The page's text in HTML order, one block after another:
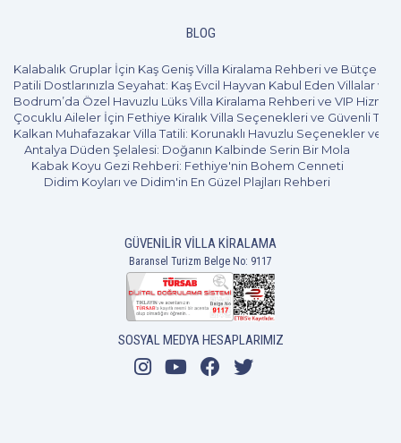
BLOG
Kalabalık Gruplar İçin Kaş Geniş Villa Kiralama Rehberi ve Bütçe
Patili Dostlarınızla Seyahat: Kaş Evcil Hayvan Kabul Eden Villalar ve
Bodrum’da Özel Havuzlu Lüks Villa Kiralama Rehberi ve VIP
Çocuklu Aileler İçin Fethiye Kiralık Villa Seçenekleri ve Güvenli
Kalkan Muhafazakar Villa Tatili: Korunaklı Havuzlu Seçenekler ve
Antalya Düden Şelalesi: Doğanın Kalbinde Serin Bir Mola
Kabak Koyu Gezi Rehberi: Fethiye'nin Bohem Cenneti
Didim Koyları ve Didim'in En Güzel Plajları Rehberi
GÜVENILIR VILLA KIRALAMA
Baransel Turizm Belge No: 9117
SOSYAL MEDYA HESAPLARIMIZ